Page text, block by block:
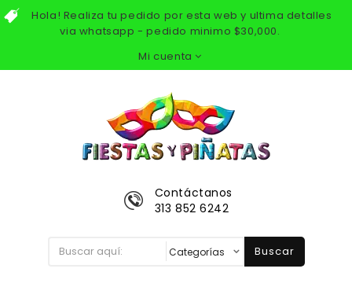
Hola! Realiza tu pedido por esta web y ultima detalles
via whatsapp - pedido minimo $30,000.
Mi cuenta
Contáctanos
313 852 6242
Buscar